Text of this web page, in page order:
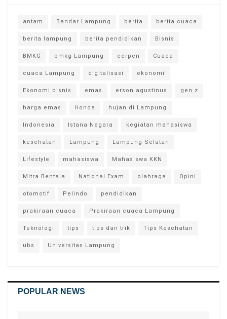
antam Bandar Lampung berita berita cuaca
berita lampung berita pendidikan Bisnis
BMKG bmkg Lampung cerpen Cuaca
cuaca Lampung digitalisasi ekonomi
Ekonomi bisnis emas erson agustinus gen z
harga emas Honda hujan di Lampung
Indonesia Istana Negara kegiatan mahasiswa
kesehatan Lampung Lampung Selatan
Lifestyle mahasiswa Mahasiswa KKN
Mitra Bentala National Exam olahraga Opini
otomotif Pelindo pendidikan
prakiraan cuaca Prakiraan cuaca Lampung
Teknologi tips tips dan trik Tips Kesehatan
ubs Universitas Lampung
POPULAR NEWS